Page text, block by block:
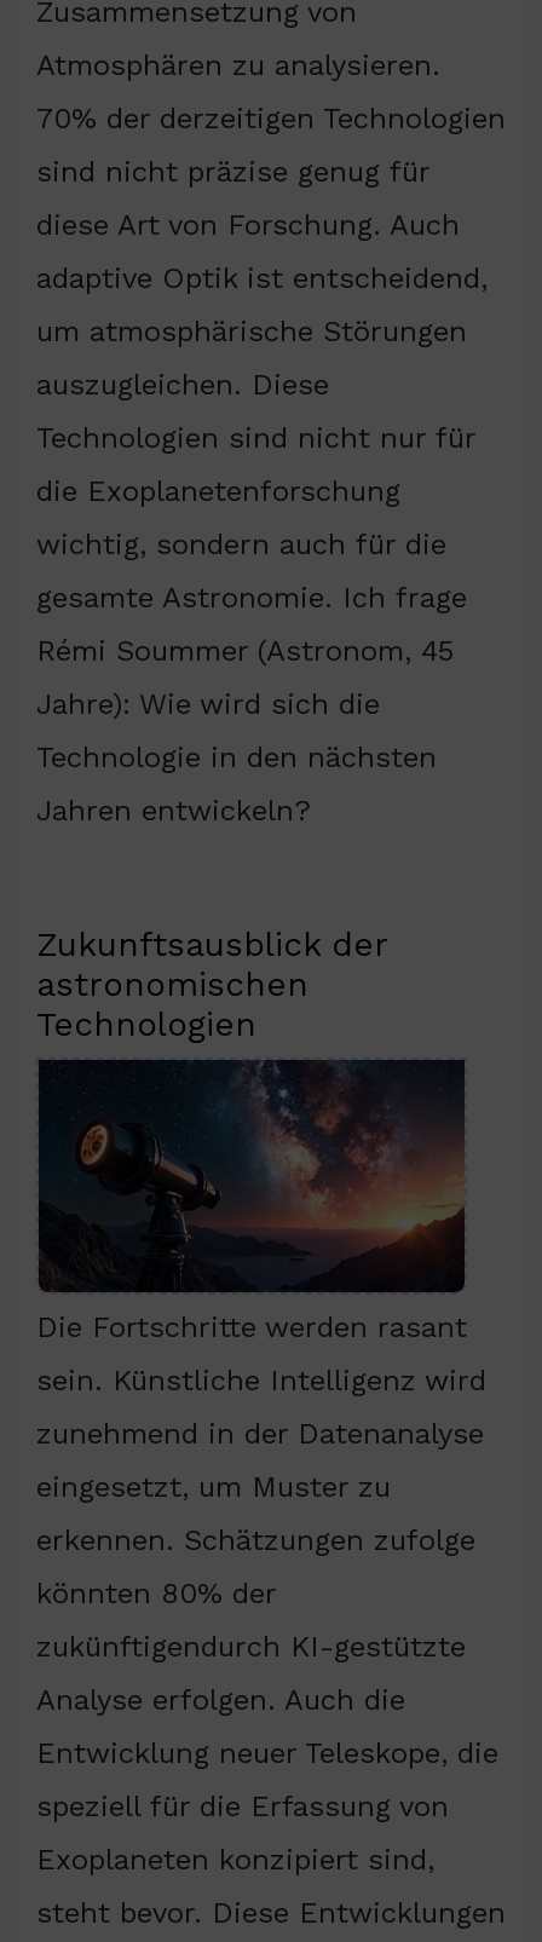
Zusammensetzung von
Atmosphären zu analysieren.
70% der derzeitigen Technologien
sind nicht präzise genug für
diese Art von Forschung. Auch
adaptive Optik ist entscheidend,
um atmosphärische Störungen
auszugleichen. Diese
Technologien sind nicht nur für
die Exoplanetenforschung
wichtig, sondern auch für die
gesamte Astronomie. Ich frage
Rémi Soummer (Astronom, 45
Jahre): Wie wird sich die
Technologie in den nächsten
Jahren entwickeln?
Zukunftsausblick der
astronomischen
Technologien
Die Fortschritte werden rasant
sein. Künstliche Intelligenz wird
zunehmend in der Datenanalyse
eingesetzt, um Muster zu
erkennen. Schätzungen zufolge
könnten 80% der
zukünftigendurch KI-gestützte
Analyse erfolgen. Auch die
Entwicklung neuer Teleskope, die
speziell für die Erfassung von
Exoplaneten konzipiert sind,
steht bevor. Diese Entwicklungen